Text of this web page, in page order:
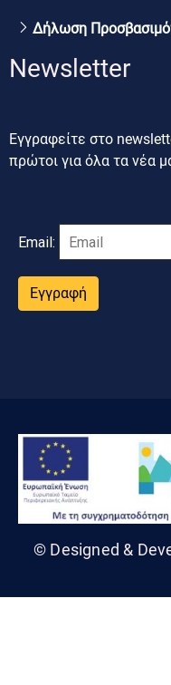
Δήλωση
Newsletter
Εγγραφείτε στο
πρώτοι για όλα τα νέα
Email:
Εγγραφή
© Designed &